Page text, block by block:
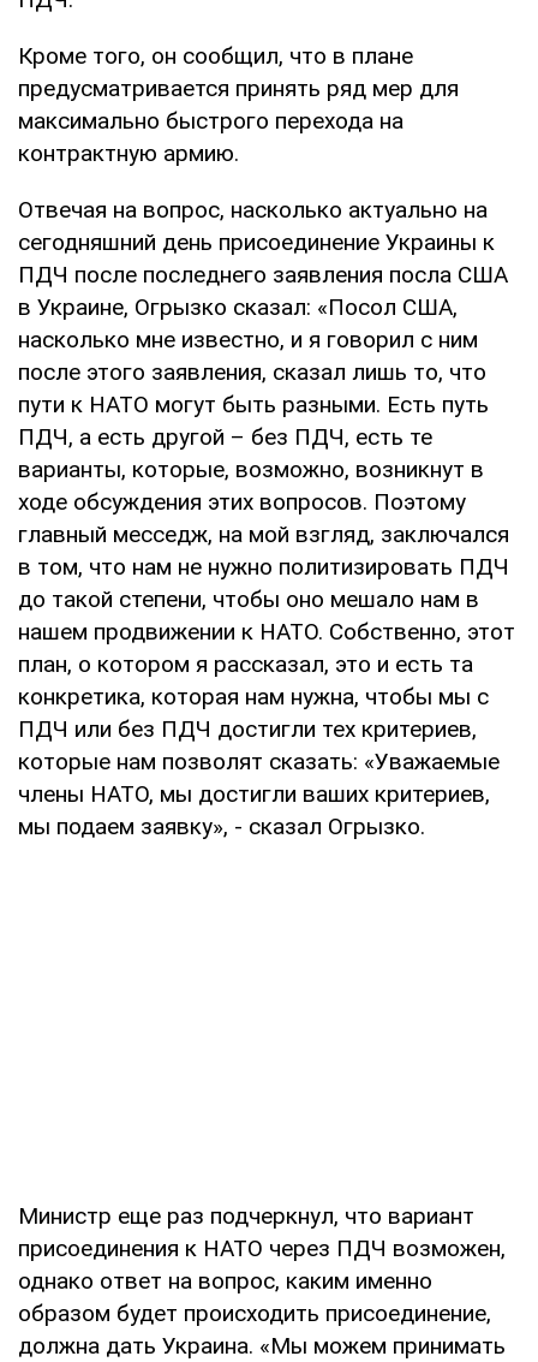
Кроме того, он сообщил, что в плане
предусматривается принять ряд мер для
максимально быстрого перехода на
контрактную армию.
Отвечая на вопрос, насколько актуально на
сегодняшний день присоединение Украины к
ПДЧ после последнего заявления посла США
в Украине, Огрызко сказал: «Посол США,
насколько мне известно, и я говорил с ним
после этого заявления, сказал лишь то, что
пути к НАТО могут быть разными. Есть путь
ПДЧ, а есть другой – без ПДЧ, есть те
варианты, которые, возможно, возникнут в
ходе обсуждения этих вопросов. Поэтому
главный месседж, на мой взгляд, заключался
в том, что нам не нужно политизировать ПДЧ
до такой степени, чтобы оно мешало нам в
нашем продвижении к НАТО. Собственно, этот
план, о котором я рассказал, это и есть та
конкретика, которая нам нужна, чтобы мы с
ПДЧ или без ПДЧ достигли тех критериев,
которые нам позволят сказать: «Уважаемые
члены НАТО, мы достигли ваших критериев,
мы подаем заявку», - сказал Огрызко.
Министр еще раз подчеркнул, что вариант
присоединения к НАТО через ПДЧ возможен,
однако ответ на вопрос, каким именно
образом будет происходить присоединение,
должна дать Украина. «Мы можем принимать